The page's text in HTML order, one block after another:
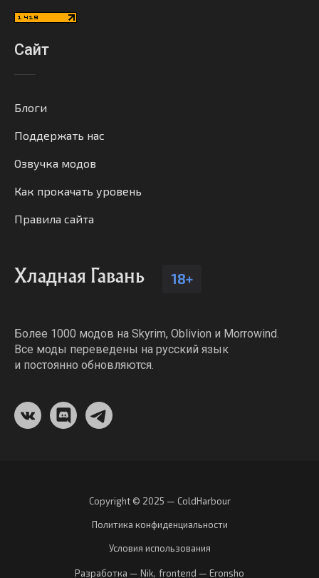
Сайт
Блоги
Поддержать нас
Озвучка модов
Как прокачать уровень
Правила сайта
Хладная Гавань 18+
Более 1000 модов на Skyrim, Oblivion и Morrowind.
Все моды переведены на русский язык
и постоянно обновляются.
Copyright © 2025 — ColdHarbour
Политика конфиденциальности
Условия использования
Разработка — Nik, frontend — Eronsho